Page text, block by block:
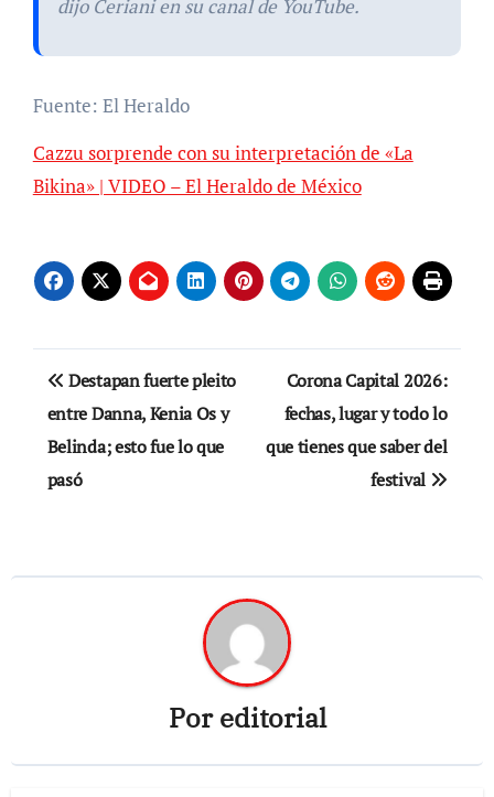
dijo Ceriani en su canal de YouTube.
Fuente: El Heraldo
Cazzu sorprende con su interpretación de «La
Bikina» | VIDEO – El Heraldo de México
Navegación
de
entradas
Destapan fuerte pleito
entre Danna, Kenia Os y
Belinda; esto fue lo que
pasó
Corona Capital 2026:
fechas, lugar y todo lo
que tienes que saber del
festival
Poreditorial